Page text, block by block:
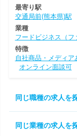
最寄り駅
交通局前(熊本県)駅
業種
フードビジネス（フ
特徴
自社商品・メディア
オンライン面談可
同じ職種の求人を
同じ業種の求人を